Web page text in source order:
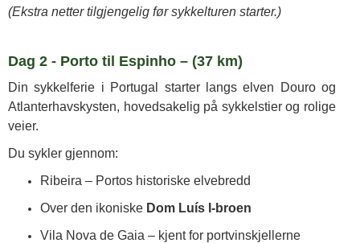
(Ekstra netter tilgjengelig før sykkelturen starter.)
Dag 2 - Porto til Espinho – (37 km)
Din sykkelferie i Portugal starter langs elven Douro og
Atlanterhavskysten, hovedsakelig på sykkelstier og rolige
veier.
Du sykler gjennom:
Ribeira – Portos historiske elvebredd
Over den ikoniske Dom Luís I-broen
Vila Nova de Gaia – kjent for portvinskjellerne